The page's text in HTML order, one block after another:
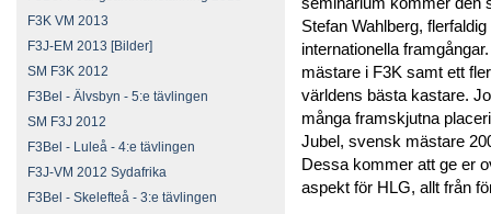
F3K VM 2013
F3J-EM 2013 [Bilder]
SM F3K 2012
F3Bel - Älvsbyn - 5:e tävlingen
SM F3J 2012
F3Bel - Luleå - 4:e tävlingen
F3J-VM 2012 Sydafrika
F3Bel - Skelefteå - 3:e tävlingen
Stefan Wahlberg,
internationella
mästare i F3K samt ett
världens bästa kastare.
många framskjutna
Jubel, svensk mästare
Dessa kommer att ge er
aspekt för HLG, allt från